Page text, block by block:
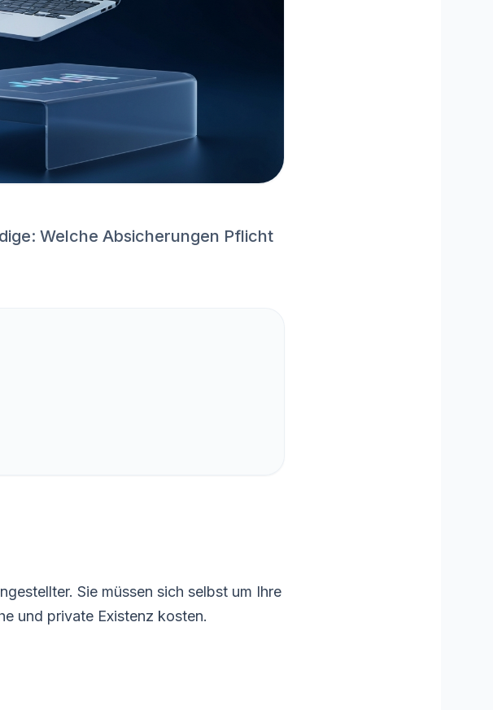
Welche Absicherungen Pflicht
Sie müssen sich selbst um Ihre
und private Existenz kosten.